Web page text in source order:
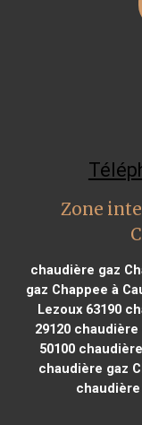
Zone
chaudière gaz
gaz Chappee à
Lezoux 63190
29120chaudière
50100chaudière
chaudière gaz
chaudière